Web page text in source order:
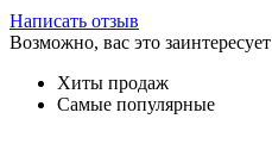
Написать отзыв
Возможно, вас это заинтересует
Хиты продаж
Самые популярные